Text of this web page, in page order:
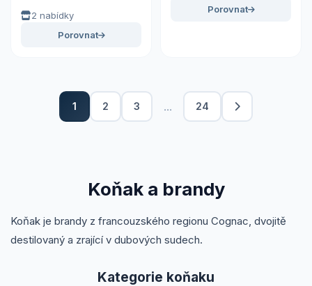
2 nabídky
Porovnat
Porovnat
1 2 3 ... 24
Koňak a brandy
Koňak je brandy z francouzského regionu Cognac, dvojitě
destilovaný a zrající v dubových sudech.
Kategorie koňaku